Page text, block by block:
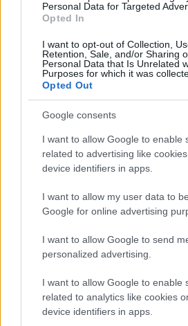
Personal Data for Targeted
Opted In
I want to opt-out of Collection,
Retention, Sale, and/or Sharing
Personal Data that Is Unrelated
Purposes for which it was
Opted Out
Google consents
I want to allow Google to enable
related to advertising like
device identifiers in apps.
I want to allow my user data to
Google for online advertising
I want to allow Google to send
personalized advertising.
I want to allow Google to enable
related to analytics like cookies
device identifiers in apps.
Continua a leggere
GAMING NEWS